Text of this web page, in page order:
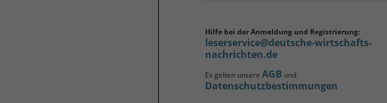
Hilfe bei der Anmeldung und Registrierung:
leserservice@deutsche-wirtschafts-
nachrichten.de
Es gelten unsere AGB und
Datenschutzbestimmungen